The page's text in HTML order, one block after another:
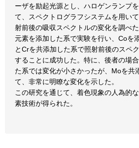
ーザを励起光源とし、ハロゲンランプ
て、スペクトログラフシステムを用い
射前後の吸収スペクトルの変化を調べ
元素を添加した系で実験を行い、Coを
とCrを共添加した系で照射前後のスペ
することに成功した。特に、後者の場
た系では変化が小さかったが、Moを共
て、非常に明瞭な変化を示した。
この研究を通じて、着色現象の人為的
素技術が得られた。